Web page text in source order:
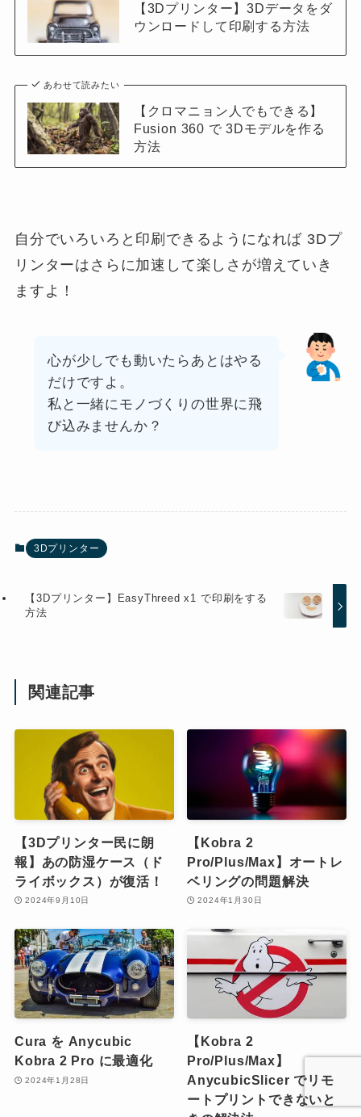
【3Dプリンター】3Dデータをダ
ウンロードして印刷する方法
あわせて読みたい
【クロマニョン人でもできる】
Fusion 360 で 3Dモデルを作る
方法
自分でいろいろと印刷できるようになれば 3Dプ
リンターはさらに加速して楽しさが増えていき
ますよ！
心が少しでも動いたらあとはやる
だけですよ。
私と一緒にモノづくりの世界に飛
び込みませんか？
3Dプリンター
【3Dプリンター】EasyThreed x1 で印刷をする
方法
関連記事
【3Dプリンター民に朗
報】あの防湿ケース（ド
ライボックス）が復活！
2024年9月10日
【Kobra 2
Pro/Plus/Max】オートレ
ベリングの問題解決
2024年1月30日
Cura を Anycubic
Kobra 2 Pro に最適化
2024年1月28日
【Kobra 2
Pro/Plus/Max】
AnycubicSlicer でリモ
ートプリントできないと